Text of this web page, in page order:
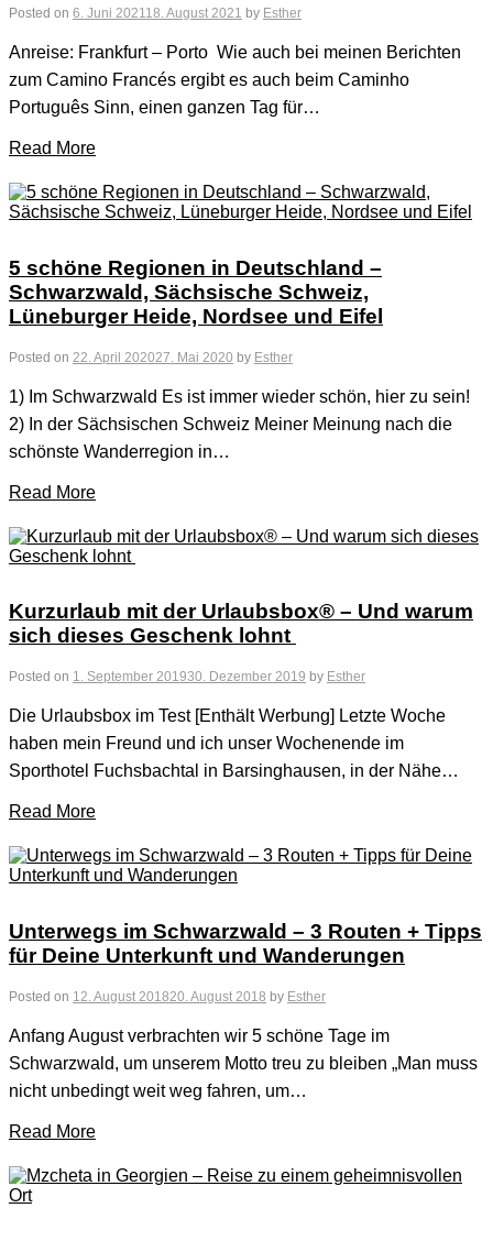
Posted on 6. Juni 202118. August 2021 by Esther
Anreise: Frankfurt – Porto Wie auch bei meinen Berichten
zum Camino Francés ergibt es auch beim Caminho
Português Sinn, einen ganzen Tag für…
Read More
5 schöne Regionen in Deutschland –
Schwarzwald, Sächsische Schweiz,
Lüneburger Heide, Nordsee und Eifel
Posted on 22. April 202027. Mai 2020 by Esther
1) Im Schwarzwald Es ist immer wieder schön, hier zu sein!
2) In der Sächsischen Schweiz Meiner Meinung nach die
schönste Wanderregion in…
Read More
Kurzurlaub mit der Urlaubsbox® – Und warum
sich dieses Geschenk lohnt
Posted on 1. September 201930. Dezember 2019 by Esther
Die Urlaubsbox im Test [Enthält Werbung] Letzte Woche
haben mein Freund und ich unser Wochenende im
Sporthotel Fuchsbachtal in Barsinghausen, in der Nähe…
Read More
Unterwegs im Schwarzwald – 3 Routen + Tipps
für Deine Unterkunft und Wanderungen
Posted on 12. August 201820. August 2018 by Esther
Anfang August verbrachten wir 5 schöne Tage im
Schwarzwald, um unserem Motto treu zu bleiben „Man muss
nicht unbedingt weit weg fahren, um…
Read More